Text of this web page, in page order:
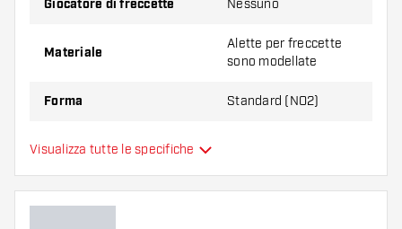
Provate una forma, un materiale o uno
variante vi si addice di più!
Giocatore di freccette Nessuno
Materiale
Alette per freccette
sono modellate
Forma Standard (NO2)
Tipo
Visualizza tutte le specifiche